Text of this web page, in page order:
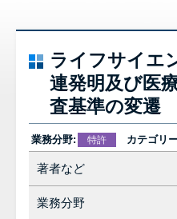
ライフサイエ
連発明及び医
査基準の変遷
業務分野: 特許 カテゴリ
著者など
業務分野